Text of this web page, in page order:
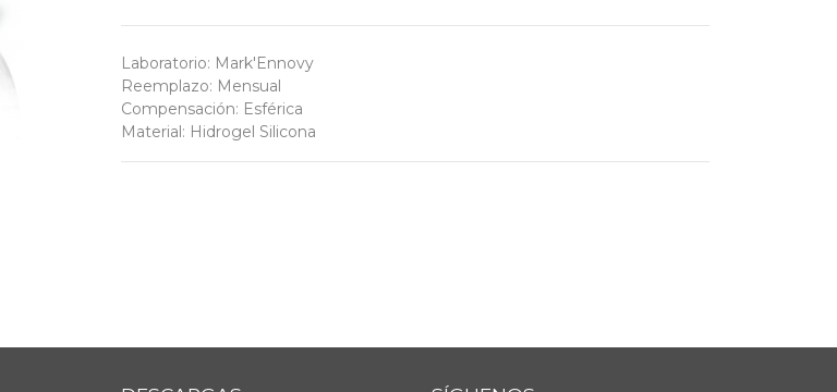
Laboratorio: Mark'Ennovy
Reemplazo: Mensual
Compensación: Esférica
Material: Hidrogel Silicona